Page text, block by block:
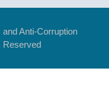
Anti-Corruption
Reserved